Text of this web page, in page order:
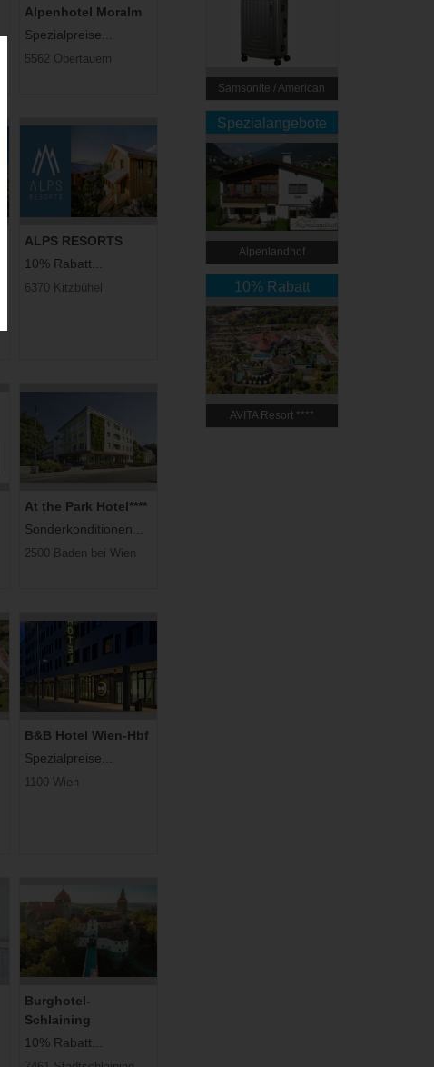
Alpenhotel Moralm
Spezialpreise...
5562 Obertauern
ALPS RESORTS
10% Rabatt...
6370 Kitzbühel
At the Park Hotel****
Sonderkonditionen...
2500 Baden bei Wien
B&B Hotel Wien-Hbf
Spezialpreise...
1100 Wien
Burghotel-
Schlaining
10% Rabatt...
Samsonite / American
Tourister
Spezialangebote
Alpenlandhof
10% Rabatt
AVITA Resort ​****
Superior